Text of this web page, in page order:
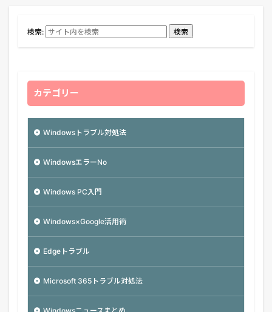
検索: 検索
カテゴリー
Windowsトラブル対処法
WindowsエラーNo
Windows PC入門
Windows×Google活用術
Edgeトラブル
Microsoft 365トラブル対処法